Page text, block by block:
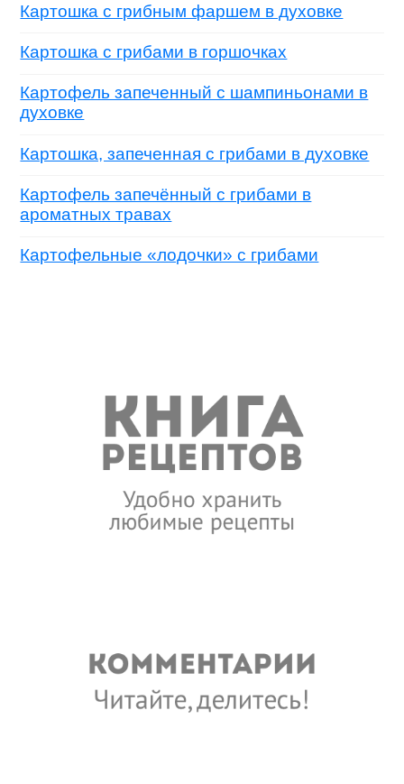
Картошка с грибным фаршем в духовке
Картошка с грибами в горшочках
Картофель запеченный с шампиньонами в
духовке
Картошка, запеченная с грибами в духовке
Картофель запечённый с грибами в
ароматных травах
Картофельные «лодочки» с грибами